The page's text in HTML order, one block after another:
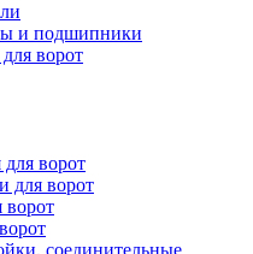
и подшипники
ворот
ворот
для ворот
ворот
соединительные